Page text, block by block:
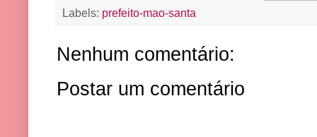
Labels: prefeito-mao-santa
Nenhum comentário:
Postar um comentário